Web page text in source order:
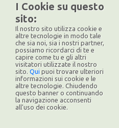
©2026ilMeteo.it
I Cookie su questo
sito:
Il nostro sito utilizza cookie e
altre tecnologie in modo tale
che sia noi, sia i nostri partner,
possiamo ricordarci di te e
capire come tu e gli altri
visitatori utilizzate il nostro
sito. Qui puoi trovare ulteriori
informazioni sui cookie e le
altre tecnologie. Chiudendo
questo banner o continuando
la navigazione acconsenti
all'uso dei cookie.